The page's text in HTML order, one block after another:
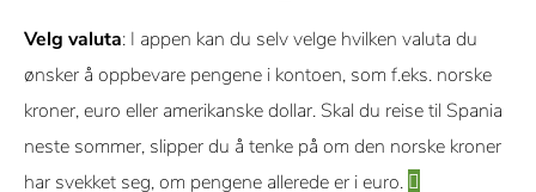
Velg valuta: I appen kan du selv velge hvilken valuta du
ønsker å oppbevare pengene i kontoen, som f.eks. norske
kroner, euro eller amerikanske dollar. Skal du reise til Spania
neste sommer, slipper du å tenke på om den norske kroner
har svekket seg, om pengene allerede er i euro.